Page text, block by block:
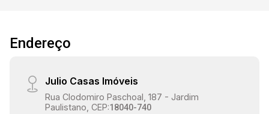
Endereço
Julio Casas Imóveis
Rua Clodomiro Paschoal, 187 - Jardim
Paulistano, CEP:18040-740